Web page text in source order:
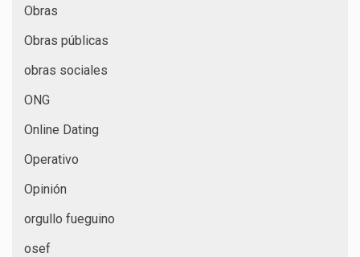
Obras
Obras públicas
obras sociales
ONG
Online Dating
Operativo
Opinión
orgullo fueguino
osef